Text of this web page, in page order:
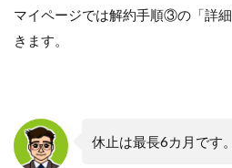
マイページでは解約手順③の「詳
きます。
休止は最長6カ月です。